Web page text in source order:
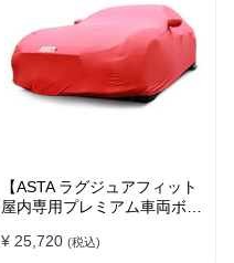
【ASTA ラグジュアフィット
屋内専用プレミアム車両ボデ
高級生地 柔かい 裏起毛車カ
¥ 25,720 (税込)